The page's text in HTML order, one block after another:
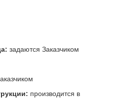
: задаются Заказчиком
производится в